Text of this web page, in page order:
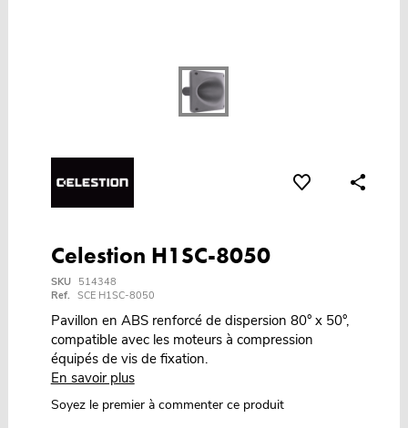
Celestion H1SC-8050
SKU
514348
Ref. SCE H1SC-8050
Pavillon en ABS renforcé de dispersion 80° x 50°,
compatible avec les moteurs à compression
équipés de vis de fixation.
En savoir plus
Soyez le premier à commenter ce produit